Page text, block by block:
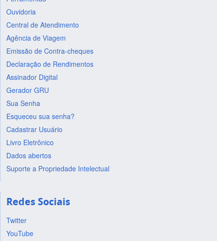
Ouvidoria
Central de Atendimento
Agência de Viagem
Emissão de Contra-cheques
Declaração de Rendimentos
Assinador Digital
Gerador GRU
Sua Senha
Esqueceu sua senha?
Cadastrar Usuário
Livro Eletrônico
Dados abertos
Suporte a Propriedade Intelectual
Redes Sociais
Twitter
YouTube